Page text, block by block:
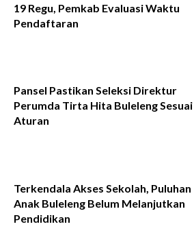
19 Regu, Pemkab Evaluasi Waktu
Pendaftaran
Pansel Pastikan Seleksi Direktur
Perumda Tirta Hita Buleleng Sesuai
Aturan
Terkendala Akses Sekolah, Puluhan
Anak Buleleng Belum Melanjutkan
Pendidikan